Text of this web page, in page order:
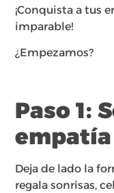
¡Conquista a tus
imparable!
¿Empezamos?
Paso 1:
empatía
Deja de lado la
regala sonrisas,